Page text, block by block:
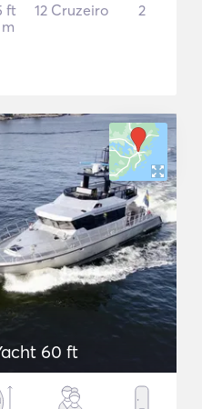
ft
m
12 Cruzeiro 2
60 ft